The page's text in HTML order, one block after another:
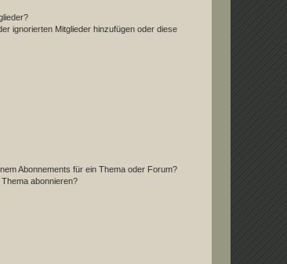
ignorierten Mitglieder hinzufügen oder diese
Abonnements für ein Thema oder Forum?
abonnieren?